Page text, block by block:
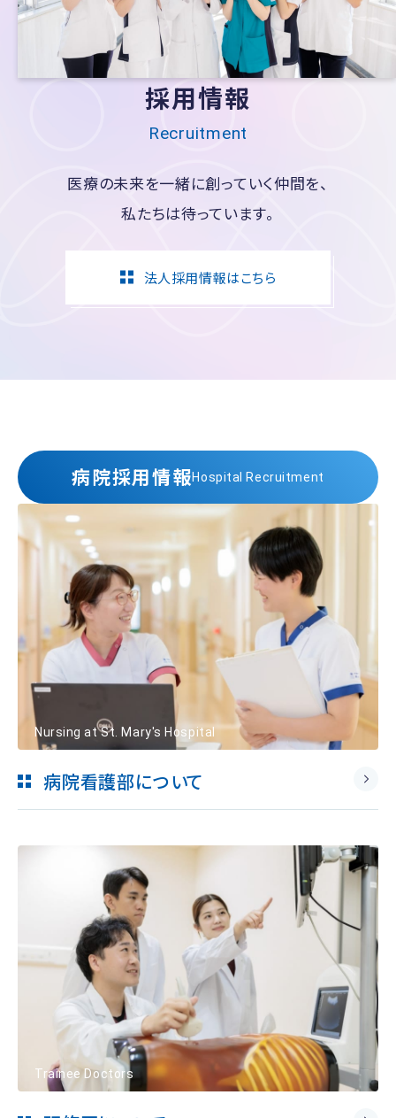
採用情報
Recruitment
医療の未来を一緒に創っていく仲間を、
私たちは待っています。
法人採用情報はこちら
病院採用情報Hospital Recruitment
Nursing at St. Mary's Hospital
病院看護部について
Trainee Doctors